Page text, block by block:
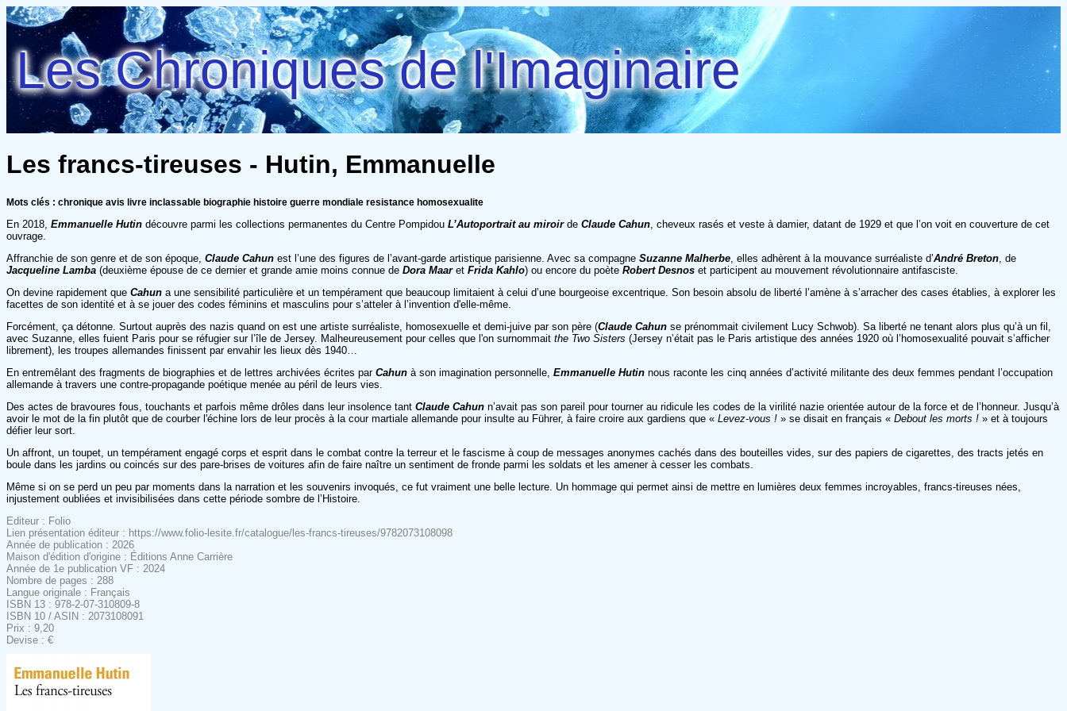
Les Chroniques de l'Imaginaire
Les francs-tireuses - Hutin, Emmanuelle
Mots clés : chronique avis livre inclassable biographie histoire guerre mondiale resistance homosexualite
En 2018, Emmanuelle Hutin découvre parmi les collections permanentes du Centre Pompidou L’Autoportrait au miroirde Claude Cahun , cheveux rasés et veste à damier, datant de 1929 et que l’on voit en couverture de cet
ouvrage.
Affranchie de son genre et de son époque, Claude Cahun est l’une des figures de l’avant-garde artistique parisienne. Avec sa compagne Suzanne Malherbe , elles adhèrent à la mouvance surréaliste d’André Breton , de
Jacqueline Lamba (deuxième épouse de ce dernier et grande amie moins connue de Dora Maaret Frida Kahlo) ou encore du poète Robert Desnos et participent au mouvement révolutionnaire antifasciste.
On devine rapidement que Cahun a une sensibilité particulière et un tempérament que beaucoup limitaient à celui d’une bourgeoise excentrique. Son besoin absolu de liberté l’amène à s’arracher des cases établies, à explorer les
facettes de son identité et à se jouer des codes féminins et masculins pour s’atteler à l’invention d'elle-même.
Forcément, ça détonne. Surtout auprès des nazis quand on est une artiste surréaliste, homosexuelle et demi-juive par son père (Claude Cahun se prénommait civilement Lucy Schwob). Sa liberté ne tenant alors plus qu’à un fil,
avec Suzanne, elles fuient Paris pour se réfugier sur l’île de Jersey. Malheureusement pour celles que l'on surnommait the Two Sisters (Jersey n’était pas le Paris artistique des années 1920 où l’homosexualité pouvait s’afficher
librement), les troupes allemandes finissent par envahir les lieux dès 1940…
En entremêlant des fragments de biographies et de lettres archivées écrites par Cahun à son imagination personnelle, Emmanuelle Hutin nous raconte les cinq années d’activité militante des deux femmes pendant l’occupation
allemande à travers une contre-propagande poétique menée au péril de leurs vies.
Des actes de bravoures fous, touchants et parfois même drôles dans leur insolence tant Claude Cahun n’avait pas son pareil pour tourner au ridicule les codes de la virilité nazie orientée autour de la force et de l’honneur. Jusqu’à
avoir le mot de la fin plutôt que de courber l'échine lors de leur procès à la cour martiale allemande pour insulte au Führer, à faire croire aux gardiens que « Levez-vous ! » se disait en français « Debout les morts ! » et à toujours
défier leur sort.
Un affront, un toupet, un tempérament engagé corps et esprit dans le combat contre la terreur et le fascisme à coup de messages anonymes cachés dans des bouteilles vides, sur des papiers de cigarettes, des tracts jetés en
boule dans les jardins ou coincés sur des pare-brises de voitures afin de faire naître un sentiment de fronde parmi les soldats et les amener à cesser les combats.
Même si on se perd un peu par moments dans la narration et les souvenirs invoqués, ce fut vraiment une belle lecture. Un hommage qui permet ainsi de mettre en lumières deux femmes incroyables, francs-tireuses nées,
injustement oubliées et invisibilisées dans cette période sombre de l’Histoire.
Editeur : Folio
Lien présentation éditeur : https://www.folio-lesite.fr/catalogue/les-francs-tireuses/9782073108098
Année de publication : 2026
Maison d'édition d'origine : Éditions Anne Carrière
Année de 1e publication VF : 2024
Nombre de pages : 288
Langue originale : Français
ISBN 13 : 978-2-07-310809-8
ISBN 10 / ASIN : 2073108091
Prix : 9,20
Devise : €